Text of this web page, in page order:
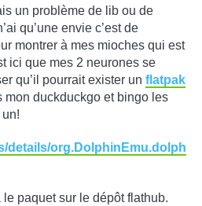
un problème de lib ou de
qu’une envie c’est de
montrer à mes mioches qui est
ici que mes 2 neurones se
qu’il pourrait exister un flatpak
mon duckduckgo et bingo les
details/org.DolphinEmu.dolph
paquet sur le dépôt flathub.